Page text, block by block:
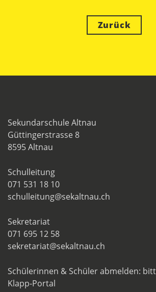
Zurück
Sekundarschule Altnau
Güttingerstrasse 8
8595 Altnau
Schulleitung
071 531 18 10
schulleitung@sekaltnau.ch
Sekretariat
071 695 12 58
sekretariat@sekaltnau.ch
Schülerinnen & Schüler abmelden:
Klapp-Portal